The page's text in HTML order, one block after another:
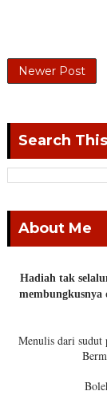
Newer Post
Search
About Me
Hadiah tak
membungkusnya
Menulis dari sudut